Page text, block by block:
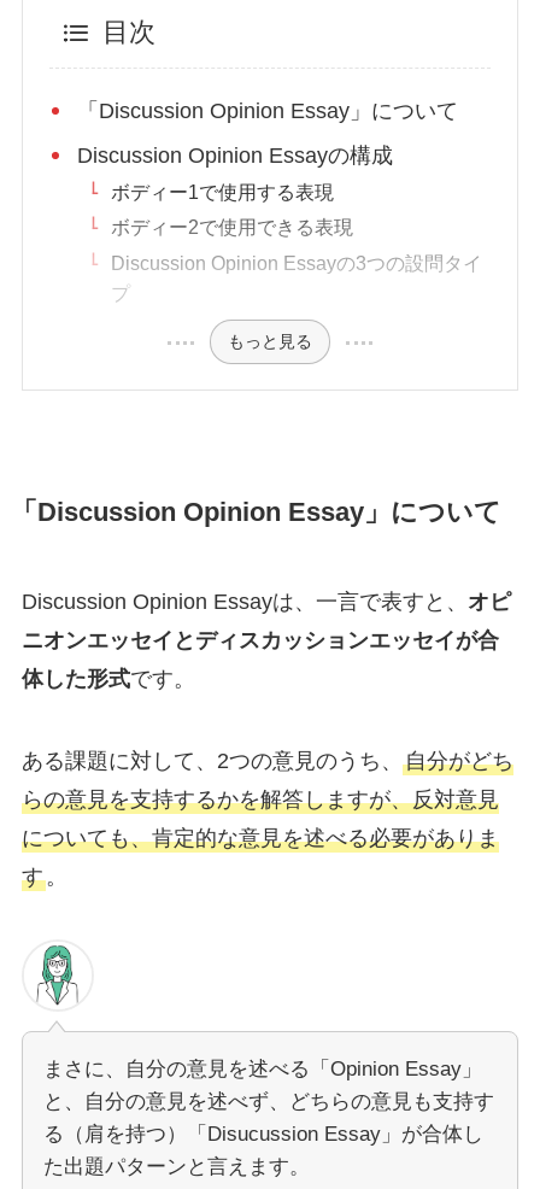
目次
「Discussion Opinion Essay」について
Discussion Opinion Essayの構成
ボディー1で使用する表現
ボディー2で使用できる表現
Discussion Opinion Essayの3つの設問タイ
プ
もっと見る
「Discussion Opinion Essay」について
Discussion Opinion Essayは、一言で表すと、 オピ
ニオンエッセイとディスカッションエッセイが合
体した形式です。
ある課題に対して、2つの意見のうち、 自分がどち
らの意見を支持するかを解答しますが、反対意見
についても、肯定的な意見を述べる必要がありま
す。
まさに、自分の意見を述べる「Opinion Essay」
と、自分の意見を述べず、どちらの意見も支持す
る（肩を持つ）「Disucussion Essay」が合体し
た出題パターンと言えます。